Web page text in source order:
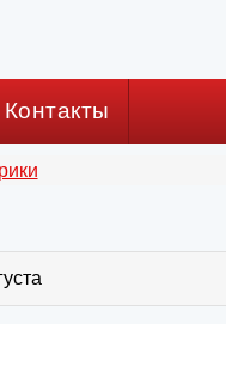
Контакты